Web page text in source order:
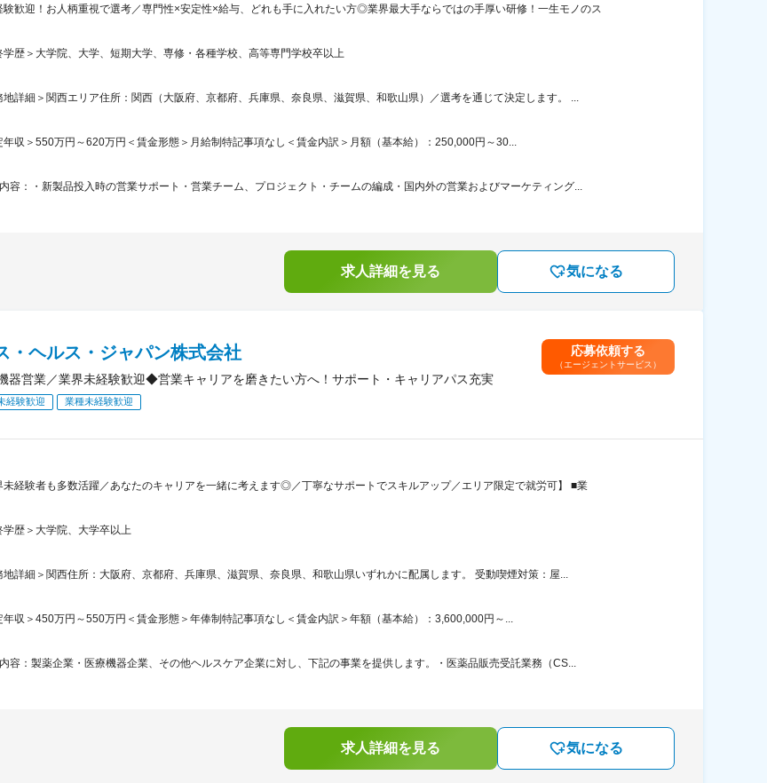
験歓迎！お人柄重視で選考／専門性×安定性×給与、どれも手に入れたい方◎業界最大手ならではの手厚い研修！一生モノのス
学歴＞大学院、大学、短期大学、専修・各種学校、高等専門学校卒以上
地詳細＞関西エリア住所：関西（大阪府、京都府、兵庫県、奈良県、滋賀県、和歌山県）／選考を通じて決定します。 ...
年収＞550万円～620万円＜賃金形態＞月給制特記事項なし＜賃金内訳＞月額（基本給）：250,000円～30...
容：・新製品投入時の営業サポート・営業チーム、プロジェクト・チームの編成・国内外の営業およびマーケティング...
求人詳細を見る 気になる
・ヘルス・ジャパン株式会社
器営業／業界未経験歓迎◆営業キャリアを磨きたい方へ！サポート・キャリアパス充実
経験歓迎 業種未経験歓迎
応募依頼する
（エージェントサービス）
未経験者も多数活躍／あなたのキャリアを一緒に考えます◎／丁寧なサポートでスキルアップ／エリア限定で就労可】 ■業
学歴＞大学院、大学卒以上
地詳細＞関西住所：大阪府、京都府、兵庫県、滋賀県、奈良県、和歌山県いずれかに配属します。 受動喫煙対策：屋...
年収＞450万円～550万円＜賃金形態＞年俸制特記事項なし＜賃金内訳＞年額（基本給）：3,600,000円～...
容：製薬企業・医療機器企業、その他ヘルスケア企業に対し、下記の事業を提供します。・医薬品販売受託業務（CS...
求人詳細を見る 気になる